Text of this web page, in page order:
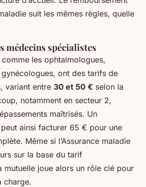
suit les mêmes règles, quelle
médecins spécialistes
les ophtalmologues,
ont des tarifs de
variant entre 30 et 50 € selon la
notamment en secteur 2,
maîtrisés. Un
ainsi facturer 65 € pour une
Même si l’Assurance maladie
sur la base du tarif
mutuelle joue alors un rôle clé pour
charge.